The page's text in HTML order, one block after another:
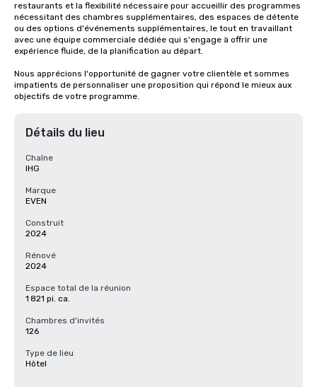
restaurants et la flexibilité nécessaire pour accueillir des programmes
nécessitant des chambres supplémentaires, des espaces de détente
ou des options d'événements supplémentaires, le tout en travaillant
avec une équipe commerciale dédiée qui s'engage à offrir une
expérience fluide, de la planification au départ.
Nous apprécions l'opportunité de gagner votre clientèle et sommes
impatients de personnaliser une proposition qui répond le mieux aux
objectifs de votre programme.
Détails du lieu
Chaîne
IHG
Marque
EVEN
Construit
2024
Rénové
2024
Espace total de la réunion
1 821 pi. ca.
Chambres d'invités
126
Type de lieu
Hôtel